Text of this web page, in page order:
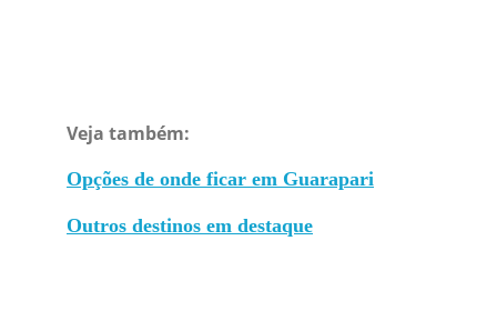
Opções de onde ficar em Guarapari
Veja também:
Outros destinos em destaque